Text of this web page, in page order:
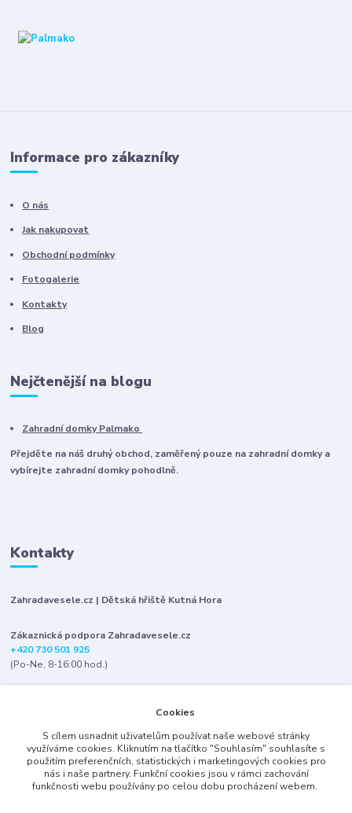
Informace pro zákazníky
O nás
Jak nakupovat
Obchodní podmínky
Fotogalerie
Kontakty
Blog
Nejčtenější na blogu
Zahradní domky Palmako
Přejděte na náš druhý obchod, zaměřený pouze na zahradní domky a
vybírejte zahradní domky pohodlně.
Kontakty
Zahradavesele.cz | Dětská hřiště Kutná Hora
Zákaznická podpora Zahradavesele.cz
+420 730 501 925
(Po-Ne, 8-16:00 hod.)
Cookies
S cílem usnadnit uživatelům používat naše webové stránky
využíváme cookies. Kliknutím na tlačítko "Souhlasím" souhlasíte s
použitím preferenčních, statistických i marketingových cookies pro
nás i naše partnery. Funkční cookies jsou v rámci zachování
funkčnosti webu používány po celou dobu procházení webem.